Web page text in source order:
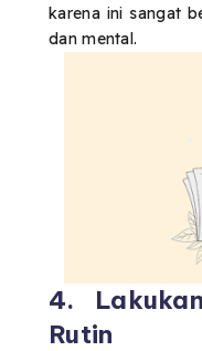
karena ini sangat
dan mental.
4.
Rutin